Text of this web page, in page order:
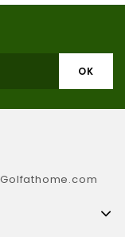
Golfathome.com